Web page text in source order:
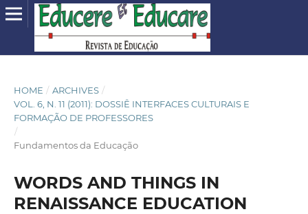
HOME / ARCHIVES /
VOL. 6, N. 11 (2011): DOSSIÊ INTERFACES CULTURAIS E
FORMAÇÃO DE PROFESSORES
/
Fundamentos da Educação
WORDS AND THINGS IN
RENAISSANCE EDUCATION